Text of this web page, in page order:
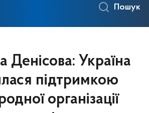
Пошук
Україна
підтримкою
організації